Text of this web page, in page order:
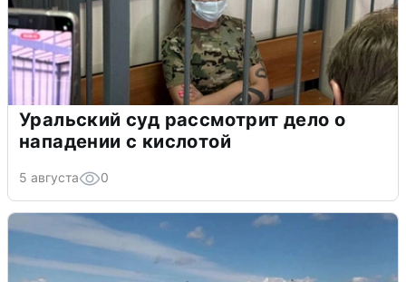
Уральский суд рассмотрит дело о
нападении с кислотой
5 августа 0